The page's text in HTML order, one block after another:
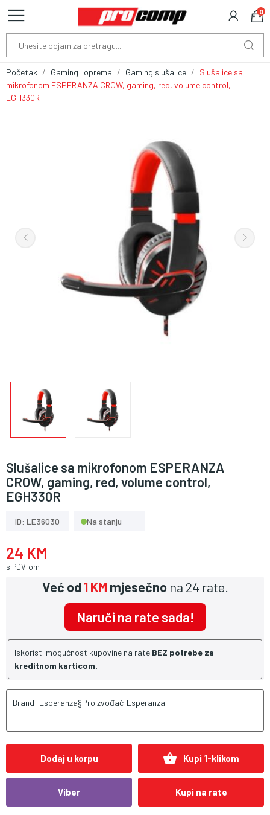
0
Početak Gaming i oprema Gaming slušalice
Slušalice sa
mikrofonom ESPERANZA CROW, gaming, red, volume control,
EGH330R
Slušalice sa mikrofonom ESPERANZA
CROW, gaming, red, volume control,
EGH330R
ID: LE36030 Na stanju
24 KM
s PDV-om
Već od1 KM mjesečno na 24 rate.
Naruči na rate sada!
Iskoristi mogućnost kupovine na rate BEZ potrebe za
kreditnom karticom.
Brand: Esperanza§Proizvođač:Esperanza
Dodaj u korpu shopping_basket Kupi 1-klikom
Viber Kupi na rate